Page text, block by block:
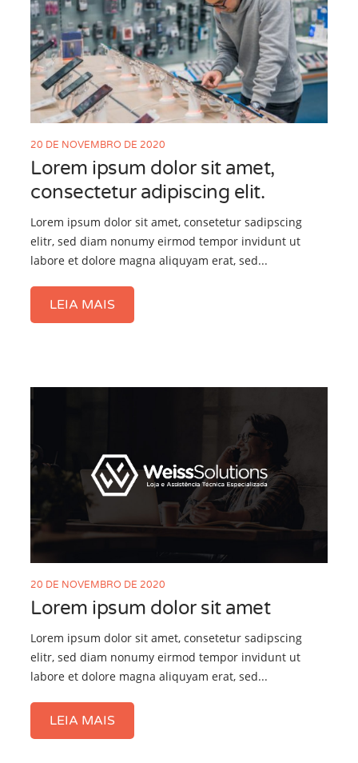
20 DE NOVEMBRO DE 2020
Lorem ipsum dolor sit amet,
consectetur adipiscing elit.
Lorem ipsum dolor sit amet, consetetur sadipscing
elitr, sed diam nonumy eirmod tempor invidunt ut
labore et dolore magna aliquyam erat, sed...
LEIA MAIS
20 DE NOVEMBRO DE 2020
Lorem ipsum dolor sit amet
Lorem ipsum dolor sit amet, consetetur sadipscing
elitr, sed diam nonumy eirmod tempor invidunt ut
labore et dolore magna aliquyam erat, sed...
LEIA MAIS